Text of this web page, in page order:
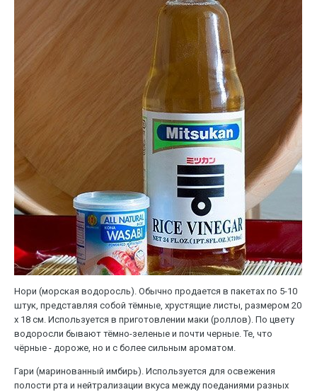
Нори (морская водоросль). Обычно продается в пакетах по 5-10
штук, представляя собой тёмные, хрустящие листы, размером 20
x 18 см. Используется в приготовлении маки (роллов). По цвету
водоросли бывают тёмно-зеленые и почти черные. Те, что
чёрные - дороже, но и с более сильным ароматом.
Гари (маринованный имбирь). Используется для освежения
полости рта и нейтрализации вкуса между поеданиями разных